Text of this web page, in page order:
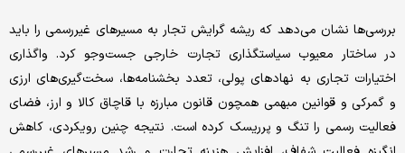
بررسی‌ها نشان می‌دهد که ریشه گرایش تجار به مسیرهای غیررسمی را باید
در ساختار معیوب سیاستگذاری تجارت خارجی جست‌وجو کرد. واگذاری
اختیارات تجاری به نهادهای پولی، تعدد بخشنامه‌ها، سخت‌گیری‌های ارزی
و گمرکی و قوانین مبهمی همچون قانون مبارزه با قاچاق کالا و ارز، فضای
فعالیت رسمی را تنگ و پرریسک کرده است. نتیجه چنین رویکردی، کاهش